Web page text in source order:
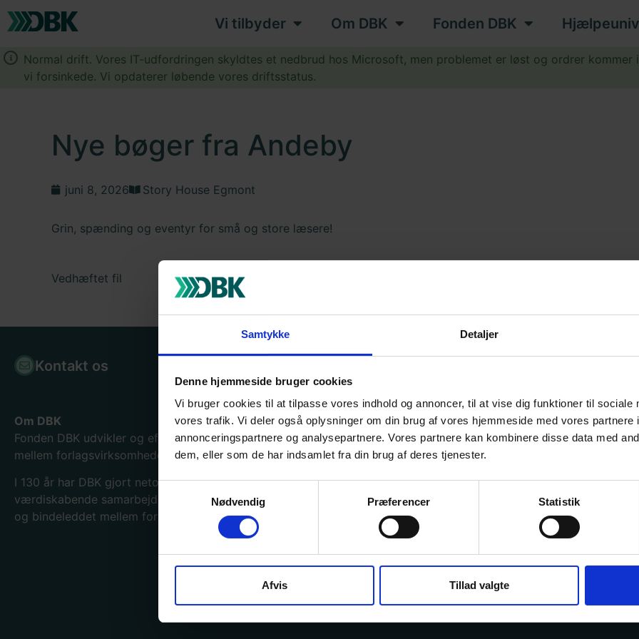
Samtykke Detaljer
Denne hjemmeside bruger cookies
Vi bruger cookies til at tilpasse vores indhold og annoncer, til at vise dig funktioner til sociale
vores trafik. Vi deler også oplysninger om din brug af vores hjemmeside med vores partnere
annonceringspartnere og analysepartnere. Vores partnere kan kombinere disse data med
dem, eller som de har indsamlet fra din brug af deres tjenester.
Samtykkevalg
Nødvendig
Præferencer Statistik
Afvis Tillad valgte
Vi tilbyder Om DBK Fonden DBK
Normal drift. Vores IT-udfordringen skyldtes et nedbrud hos Microsoft, men problemet er løst og ordrer
vi forsinkede. Vi opdaterer løbende vores driftsstatus.
Nye bøger fra Andeby
juni 8, 2026 Story House Egmont
Grin, spænding og eventyr for små og store læsere!
Vedhæftet fil
Kontakt os
Om DBK
Fonden DBK udvikler og effektiviserer samhandelen
mellem forlagsvirksomheder og boghandlere.
I 130 år har DBK gjort netop det og er blevet en
værdiskabende samarbejdspartner for hele bogbranchen
og bindeleddet mellem forlag og forhandler.